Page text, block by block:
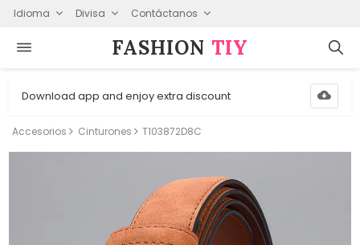
Idioma Divisa Contáctanos
FASHION⁠ TIY
Download app and enjoy extra discount
Accesorios Cinturones T103872D8C